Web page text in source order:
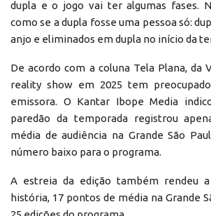
dupla e o jogo vai ter algumas fases.
como se a dupla fosse uma pessoa só:
anjo e eliminados em dupla no início da
De acordo com a coluna Tela Plana, da
reality show em 2025 tem
emissora. O Kantar Ibope Media
paredão da temporada registrou
média de audiência na Grande São
número baixo para o programa.
A estreia da edição também rendeu
história, 17 pontos de média na Grande